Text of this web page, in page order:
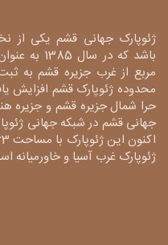
ژئوپارک جهانی قشم یکی از
محدوده ژئوپارک قشم افزایش
حرا شمال جزیره قشم و جزیره
جهانی قشم در شبکه جهانی
ژئوپارک غرب آسیا و خاورمیانه